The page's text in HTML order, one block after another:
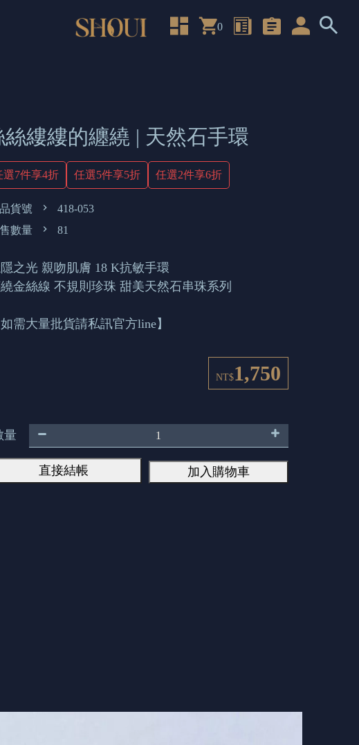
0
絲縷縷的纏繞 | 天然石手環
選7件享4折 任選5件享5折 任選2件享6折
貨號
418-053
數量
81
隱之光 親吻肌膚 18 K抗敏手環
金絲線 不規則珍珠 甜美天然石串珠系列
如需大量批貨請私訊官方line】
NT$1,750
量
直接結帳 加入購物車